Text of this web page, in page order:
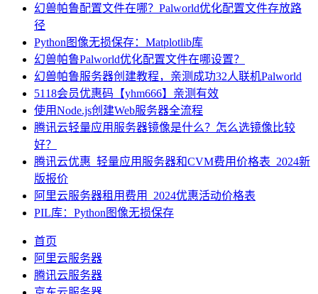
幻兽帕鲁配置文件在哪？Palworld优化配置文件存放路
径
Python图像无损保存：Matplotlib库
幻兽帕鲁Palworld优化配置文件在哪设置？
幻兽帕鲁服务器创建教程，亲测成功32人联机Palworld
5118会员优惠码【yhm666】亲测有效
使用Node.js创建Web服务器全流程
腾讯云轻量应用服务器镜像是什么？怎么选镜像比较
好？
腾讯云优惠_轻量应用服务器和CVM费用价格表_2024新
版报价
阿里云服务器租用费用_2024优惠活动价格表
PIL库：Python图像无损保存
首页
阿里云服务器
腾讯云服务器